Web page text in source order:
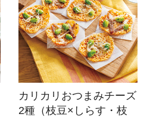
カリカリおつまみチーズ
2種（枝豆×しらす・枝